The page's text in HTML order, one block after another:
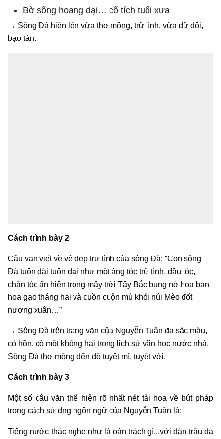
Bờ sông hoang dại… cổ tích tuổi xưa
→ Sông Đà hiện lên vừa thơ mộng, trữ tình, vừa dữ dội,
bạo tàn.
Cách trình bày 2
Câu văn viết về vẻ đẹp trữ tình của sông Đà: “Con sông
Đà tuôn dài tuôn dài như một áng tóc trữ tình, đầu tóc,
chân tóc ẩn hiện trong mây trời Tây Bắc bung nở hoa ban
hoa gạo tháng hai và cuồn cuộn mù khói núi Mèo đốt
nương xuân…”
→ Sông Đà trên trang văn của Nguyễn Tuân đa sắc màu,
có hồn, có một không hai trong lịch sử văn học nước nhà.
Sông Đà thơ mộng đến độ tuyệt mĩ, tuyệt vời.
Cách trình bày 3
Một số câu văn thể hiện rõ nhất nét tài hoa về bút pháp
trong cách sử dng ngôn ngữ của Nguyễn Tuân là:
Tiếng nước thác nghe như là oán trách gì,..với đàn trâu da